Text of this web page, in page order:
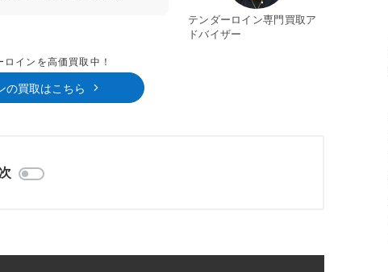
テンダーロイン専門買取ア
ドバイザー
インを高価買取中！
の買取はこちら